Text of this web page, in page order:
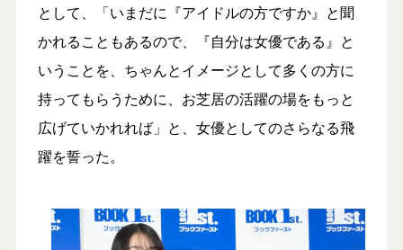
として、「いまだに『アイドルの方ですか』と聞
かれることもあるので、『自分は女優である』と
いうことを、ちゃんとイメージとして多くの方に
持ってもらうために、お芝居の活躍の場をもっと
広げていかれれば」と、女優としてのさらなる飛
躍を誓った。